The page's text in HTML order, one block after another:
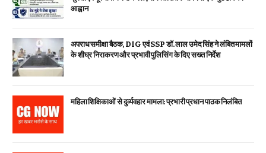
आह्वान
अपराध समीक्षा बैठक, DIG एवं SSP डॉ. लाल उमेद सिंह ने लंबित मामलों
के शीघ्र निराकरण और प्रभावी पुलिसिंग के दिए सख्त निर्देश
महिला शिक्षिकाओं से दुर्व्यवहार मामला: प्रभारी प्रधान पाठक निलंबित